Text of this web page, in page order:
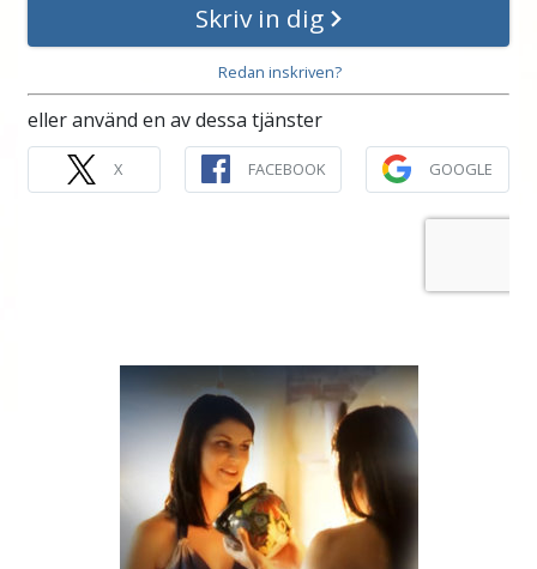
Skriv in dig
Redan inskriven?
eller använd en av dessa tjänster
X FACEBOOK GOOGLE